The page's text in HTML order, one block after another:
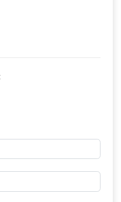
di sicurezza
da 3,5''
di rete
base al veicolo
full LED